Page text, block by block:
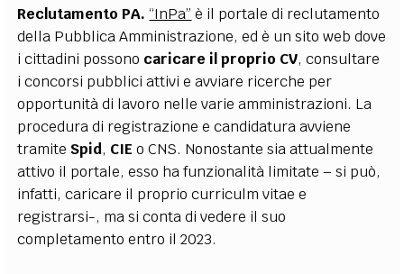
Reclutamento PA.“InPa” è il portale di reclutamento
della Pubblica Amministrazione, ed è un sito web dove
i cittadini possono caricare il proprio CV, consultare
i concorsi pubblici attivi e avviare ricerche per
opportunità di lavoro nelle varie amministrazioni. La
procedura di registrazione e candidatura avviene
tramite Spid, CIE o CNS. Nonostante sia attualmente
attivo il portale, esso ha funzionalità limitate – si può,
infatti, caricare il proprio curriculm vitae e
registrarsi-, ma si conta di vedere il suo
completamento entro il 2023.